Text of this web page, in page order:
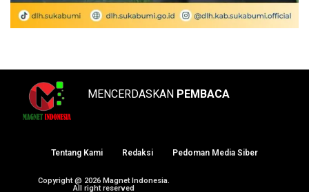
MENCERDASKAN PEMBACA
Tentang Kami Redaksi Pedoman Media Siber
Copyright @ 2026 Magnet Indonesia.
All right reserved